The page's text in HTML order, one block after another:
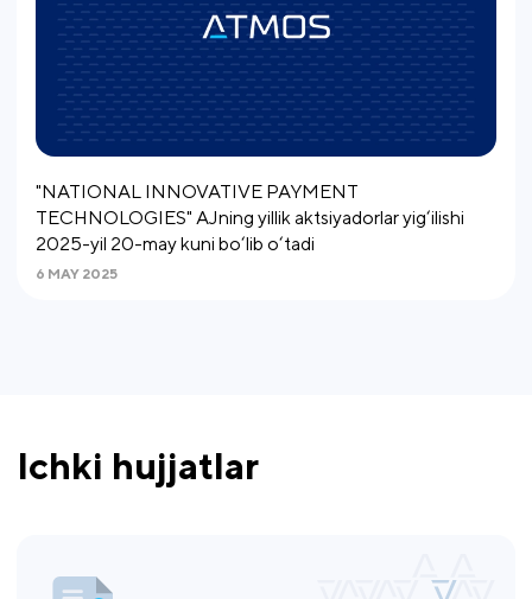
"NATIONAL INNOVATIVE PAYMENT
TECHNOLOGIES" AJning yillik aktsiyadorlar yig‘ilishi
2025-yil 20-may kuni bo‘lib o‘tadi
6 MAY 2025
Ichki hujjatlar